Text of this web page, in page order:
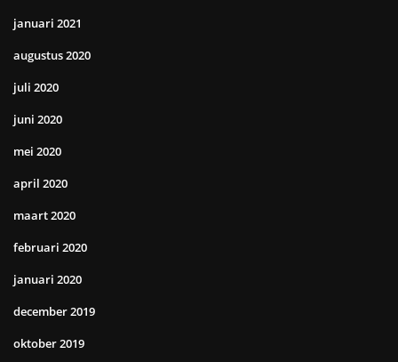
januari 2021
augustus 2020
juli 2020
juni 2020
mei 2020
april 2020
maart 2020
februari 2020
januari 2020
december 2019
oktober 2019